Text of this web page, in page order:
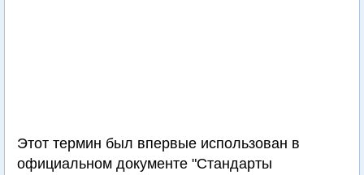
Этот термин был впервые использован в
официальном документе "Стандарты